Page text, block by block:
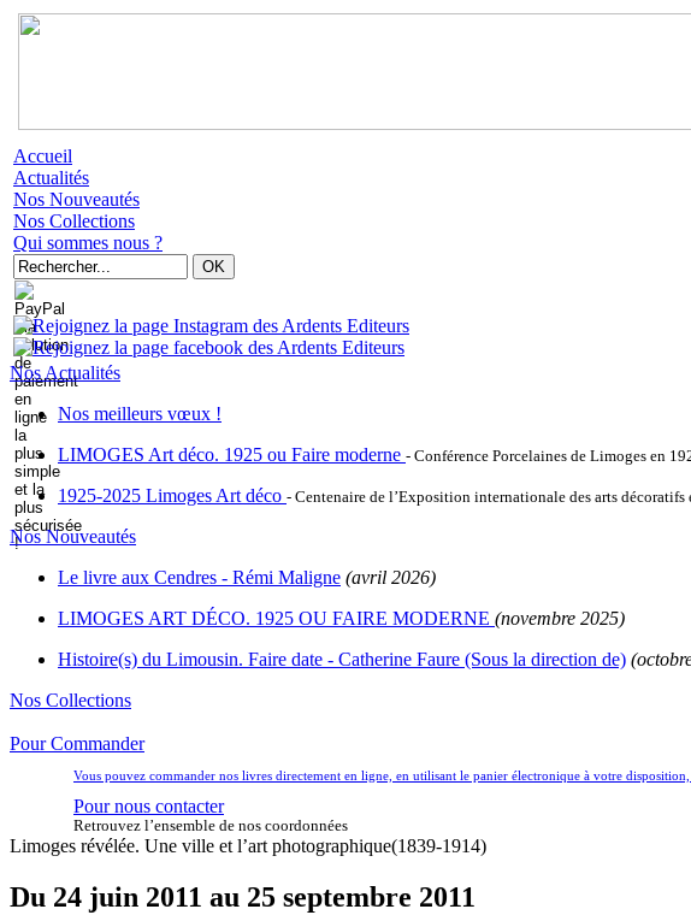
Accueil
Actualités
Nos Nouveautés
Nos Collections
Qui sommes nous ?
Nos Actualités
Nos meilleurs vœux !
LIMOGES Art déco. 1925 ou Faire moderne - Conférence Porcelaines de Limoges en
1925-2025 Limoges Art déco - Centenaire de l’Exposition internationale des arts décoratifs
Nos Nouveautés
Le livre aux Cendres - Rémi Maligne (avril 2026)
LIMOGES ART DÉCO. 1925 OU FAIRE MODERNE (novembre 2025)
Histoire(s) du Limousin. Faire date - Catherine Faure (Sous la direction de)
Nos Collections
Pour Commander
Vous pouvez commander nos livres directement en ligne, en utilisant le panier électronique à votre
Pour nous contacter
Retrouvez l’ensemble de nos coordonnées
Limoges révélée. Une ville et l’art photographique(1839-1914)
Du 24 juin 2011 au 25 septembre 2011